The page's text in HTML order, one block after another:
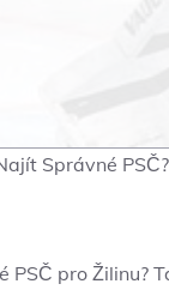
Správné PSČ?
pro Žilinu?